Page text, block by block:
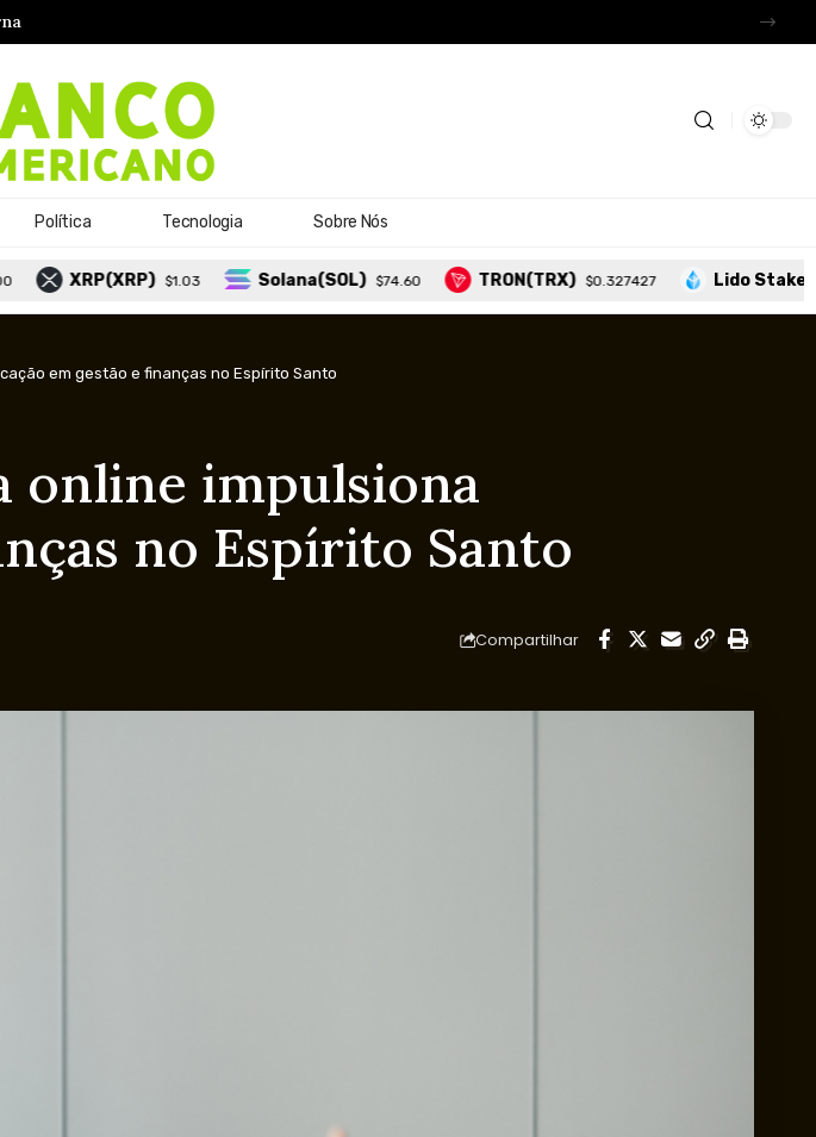
Política Tecnologia Sobre Nós
XRP(XRP) $1.03 Solana(SOL) $74.60 TRON(TRX) $0.327427 Lido Staked
em gestão e finanças no Espírito Santo
online impulsiona
no Espírito Santo
Compartilhar